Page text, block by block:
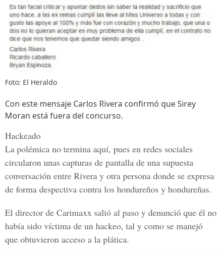
Foto: El Heraldo
Con este mensaje Carlos Rivera confirmó que Sirey
Moran está fuera del concurso.
Hackeado
La polémica no termina aquí, pues en redes sociales
circularon unas capturas de pantalla de una supuesta
conversación entre Rivera y otra persona donde se expresa
de forma despectiva contra los hondureños y hondureñas.
El director de Carimaxx salió al paso y denunció que él no
había sido víctima de un hackeo, tal y como se manejó
que obtuvieron acceso a la plática.